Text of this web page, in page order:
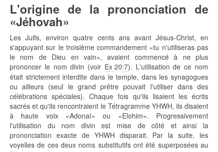
L'origine de la prononciation de
«Jéhovah»
Les Juifs, environ quatre cents ans avant Jésus-Christ, en
s'appuyant sur le troisième commandement «tu n'utiliseras pas
le nom de Dieu en vain», avaient commencé à ne plus
prononcer le nom divin (voir Ex 20:7). L'utilisation de ce nom
était strictement interdite dans le temple, dans les synagogues
ou ailleurs (seul le grand prêtre pouvait l'utiliser dans des
célébrations spéciales). Chaque fois qu'ils lisaient les écrits
sacrés et qu'ils rencontraient le Tétragramme YHWH, ils disaient
à haute voix «Adonaï» ou «Elohim». Progressivement
l'utilisation du nom divin est mise de côté et ainsi la
prononciation exacte de YHWH disparait. Par la suite, les
voyelles de ces deux noms substitutifs ont été superposées au